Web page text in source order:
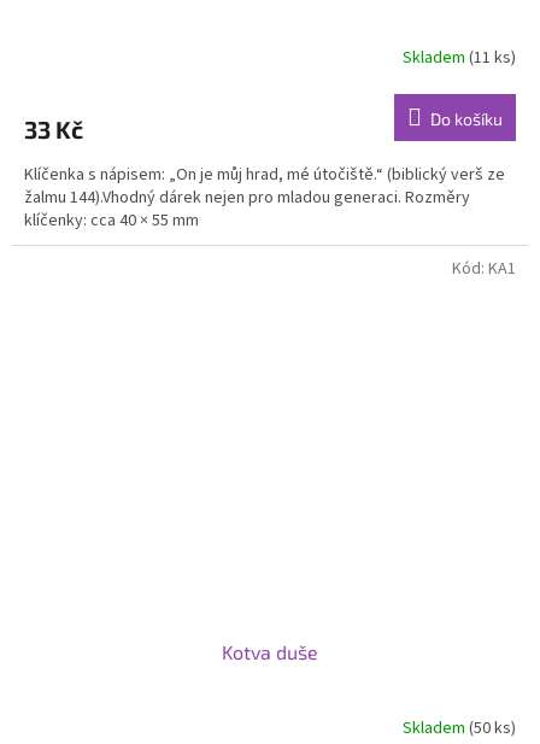
Skladem (11 ks)
33 Kč Do košíku
Klíčenka s nápisem: „On je můj hrad, mé útočiště.“ (biblický verš ze
žalmu 144).Vhodný dárek nejen pro mladou generaci. Rozměry
klíčenky: cca 40 × 55 mm
Kotva duše
Skladem(50 ks)
Kód: KA1